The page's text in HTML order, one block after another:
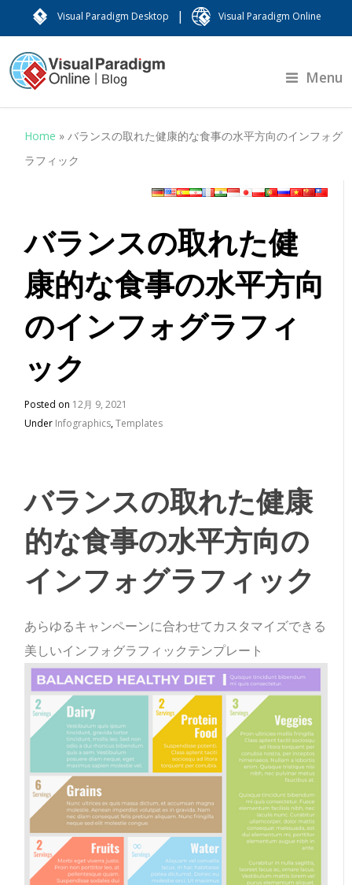
Visual Paradigm Desktop | Visual Paradigm Online
Menu
Home »バランスの取れた健康的な食事の水平方向のインフォグ
ラフィック
バランスの取れた健
康的な食事の水平方向
のインフォグラフィ
ック
Posted on 12月 9, 2021
Under Infographics,Templates
バランスの取れた健康
的な食事の水平方向の
インフォグラフィック
あらゆるキャンペーンに合わせてカスタマイズできる
美しいインフォグラフィックテンプレート